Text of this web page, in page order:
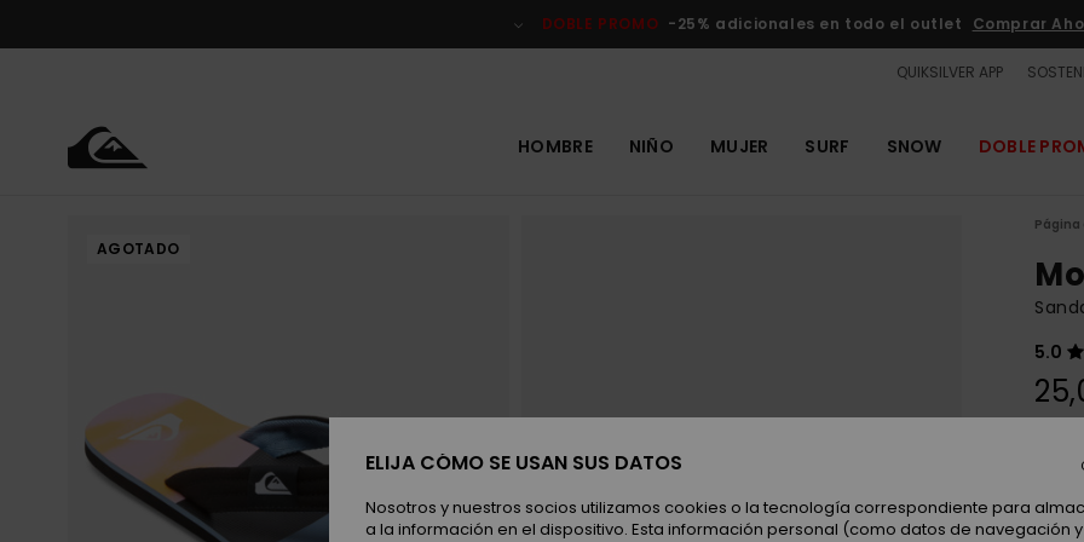
del
DOBLE PROMO -25% adicionales en todo el outlet Comprar
QUIKSILVER APP
HOMBRE NIÑO MUJER SURF SNOW DOBLE
AGOTADO
Página
5.0
ELIJA CÓMO SE USAN SUS DATOS
Nosotros y nuestros socios utilizamos cookies o la tecnología correspondiente para
a la información en el dispositivo. Esta información personal (como datos de navegación